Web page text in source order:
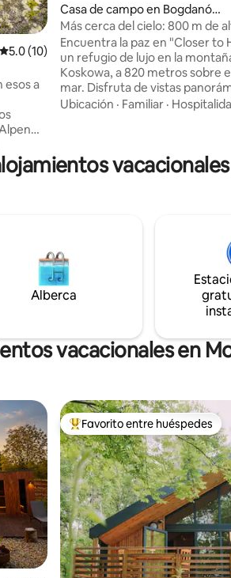
Calificación promedio: 5.0 de 5; 10
5.0 (10)
esos a
última
los
niebla
Casa de campo en Bogdanówk
a
Más cerca del cielo: 800 m de
spa al aire libre
Encuentra la paz en "Closer to
un refugio de lujo en la
Koskowa, a 820 metros sobre
mar. Disfruta de vistas
las montañas Beskid Wyspowy
terreno privado. Relájate en el
libre sin cloro para 5 personas
rápido añaden comodidad. Te
senderos, bosques y
cerca del cielo, más cerca de ti.
Ubicación · Familiar ·
Alberca
vacacionales en
De los mejores en Favorito
Favorito entre huéspedes